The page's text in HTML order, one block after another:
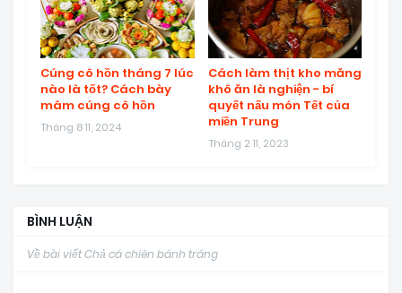
Cúng cô hồn tháng 7 lúc
nào là tốt? Cách bày
mâm cúng cô hồn
Tháng 8 11, 2024
Cách làm thịt kho măng
khô ăn là nghiện - bí
quyết nấu món Tết của
miền Trung
Tháng 2 11, 2023
BÌNH LUẬN
Về bài viết Chả cá chiên bánh tráng